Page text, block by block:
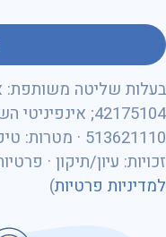
טלפון
מספר ת״ז
בעלות שליטה משותפת:
42175104;
513621110 ·
זכויות: עיון/תיקון ·
למדיניות פרטיות)